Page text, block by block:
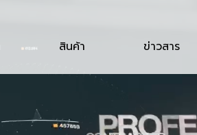
สินค้า ข่าวสาร